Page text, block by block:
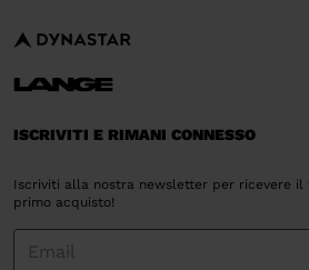
ISCRIVITI E RIMANI CONNESSO
Iscriviti alla nostra newsletter per ricevere il
primo acquisto!